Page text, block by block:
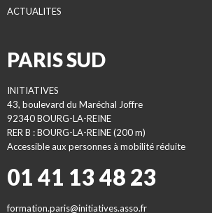
ACTUALITES
PARIS SUD
INITIATIVES
43, boulevard du Maréchal Joffre
92340 BOURG-LA-REINE
RER B : BOURG-LA-REINE (200 m)
Accessible aux personnes à mobilité réduite
01 41 13 48 23
formation.paris@initiatives.asso.fr